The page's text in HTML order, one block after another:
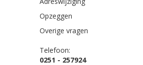
Opzeggen
Overige vragen
Telefoon:
0251 - 257924